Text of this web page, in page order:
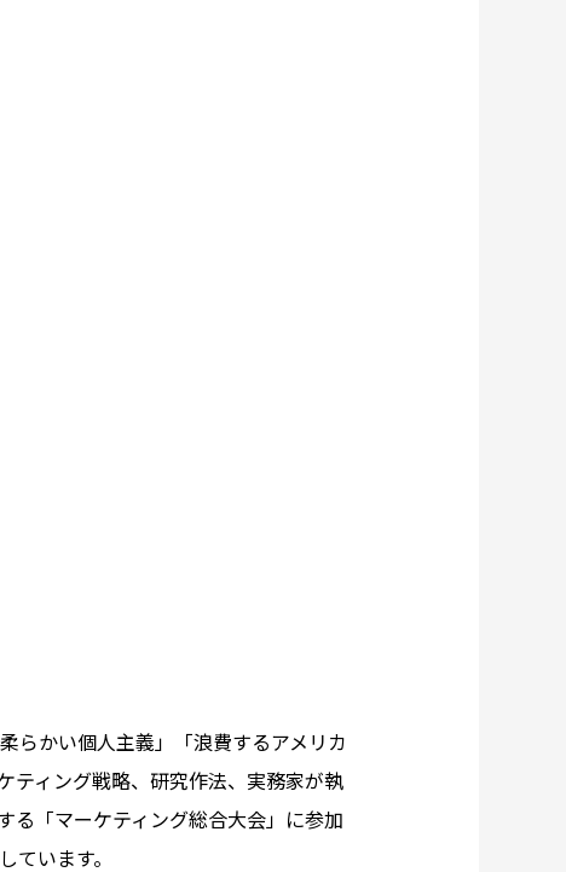
らかい個人主義」「浪費するアメリカ
ティング戦略、研究作法、実務家が執
る「マーケティング総合大会」に参加
ています。